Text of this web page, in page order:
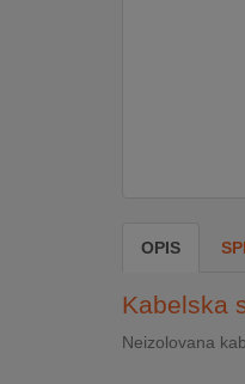
KLIMATIZACIJA
OPIS
Kabelska
Neizolovana